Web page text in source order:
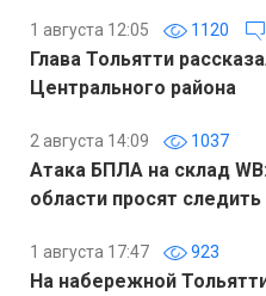
1 августа 12:05 1120
Глава Тольятти
Центрального района
2 августа 14:09 1037
Атака БПЛА на склад
области просят
1 августа 17:47 923
На набережной